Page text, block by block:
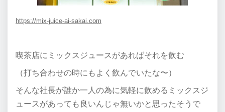
https://mix-juice-ai-sakai.com
喫茶店にミックスジュースがあればそれを飲む
（打ち合わせの時にもよく飲んでいたな〜）
そんな社長が誰か一人の為に気軽に飲めるミックスジ
ュースがあっても良いんじゃ無いかと思ったそうで